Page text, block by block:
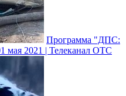
Программа "ДПС:
мая 2021 | Телеканал ОТС